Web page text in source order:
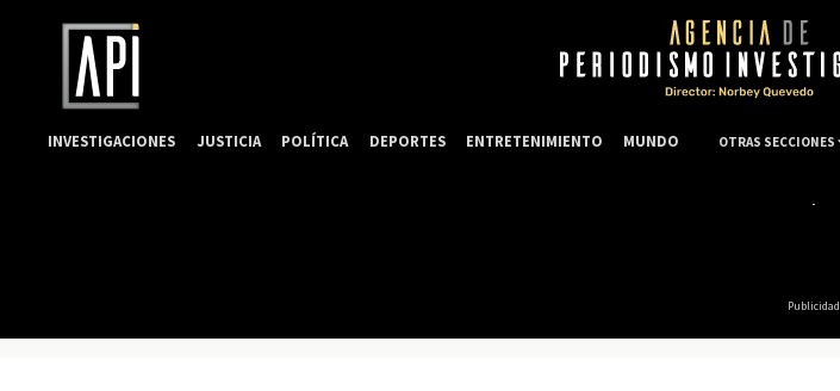
Publicidad
INVESTIGACIONES JUSTICIA POLÍTICA DEPORTES ENTRETENIMIENTO MUNDO OTRAS SECCIONES